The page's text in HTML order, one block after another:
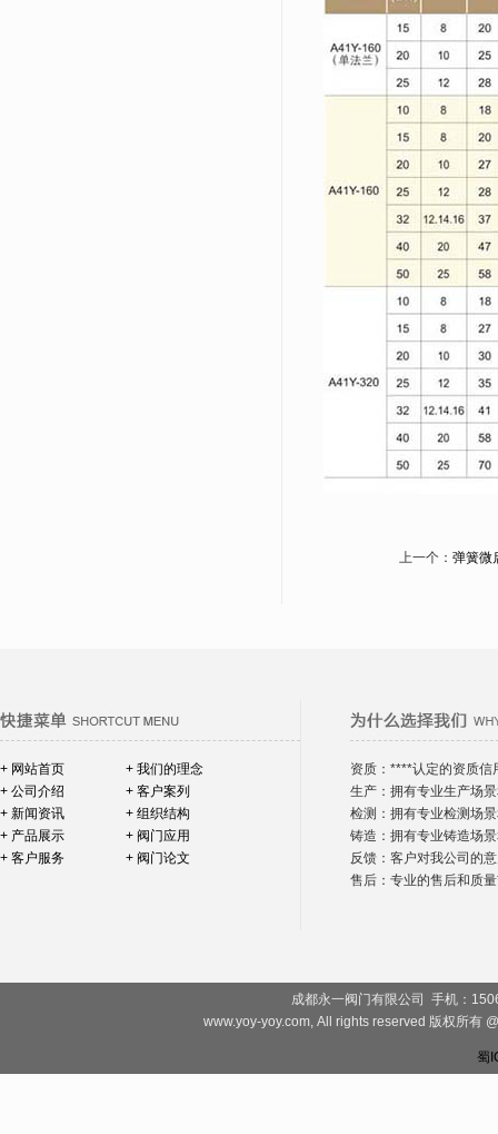
上一个： 弹簧微
+ 网站首页
+ 我们的理念
+ 公司介绍
+ 客户案列
+ 新闻资讯
+ 组织结构
+ 产品展示
+ 阀门应用
+ 客户服务
+ 阀门论文
资质：****认定的资质信
生产：拥有专业生产场
检测：拥有专业检测场
铸造：拥有专业铸造场
反馈：客户对我公司的
售后：专业的售后和质
成都永一阀门有限公司 手机：
www.yoy-yoy.com, All rights reserved 版权所有
蜀